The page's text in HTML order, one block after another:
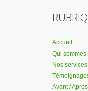
Accueil
Qui
Nos services
Avant / Après